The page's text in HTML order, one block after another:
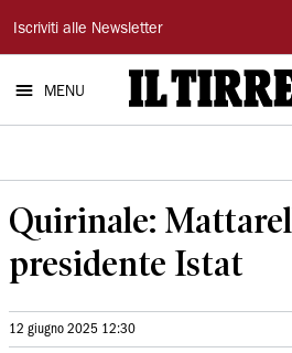
Il
Tirreno
Iscriviti alle Newsletter
MENU
Quirinale:
presidente Istat
12 giugno 2025 12:30